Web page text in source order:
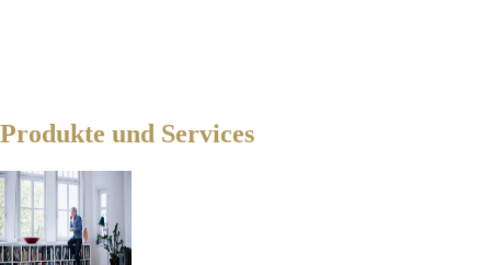
Produkte und Services